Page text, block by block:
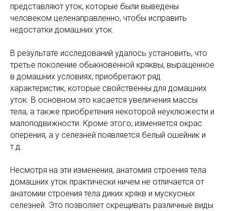
представляют уток, которые были выведены
человеком целенаправленно, чтобы исправить
недостатки домашних уток.
В результате исследований удалось установить, что
третье поколение обыкновенной кряквы, выращенное
в домашних условиях, приобретают ряд
характеристик, которые свойственны для домашних
уток. В основном это касается увеличения массы
тела, а также приобретения некоторой неуклюжести и
малоподвижности. Кроме этого, изменяется окрас
оперения, а у селезней появляется белый ошейник и
т.д.
Несмотря на эти изменения, анатомия строения тела
домашних уток практически ничем не отличается от
анатомии строения тела диких крякв и мускусных
селезней. Это позволяет скрещивать различные виды